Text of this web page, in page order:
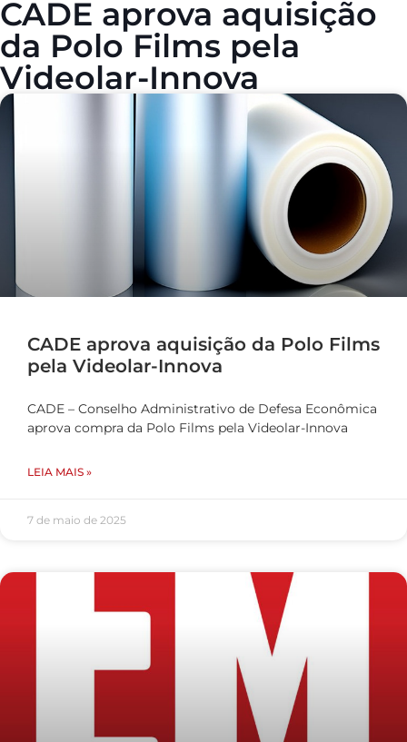
CADE aprova aquisição
da Polo Films pela
Videolar-Innova
CADE aprova aquisição da Polo Films
pela Videolar-Innova
CADE – Conselho Administrativo de Defesa Econômica
aprova compra da Polo Films pela Videolar-Innova
LEIA MAIS »
7 de maio de 2025